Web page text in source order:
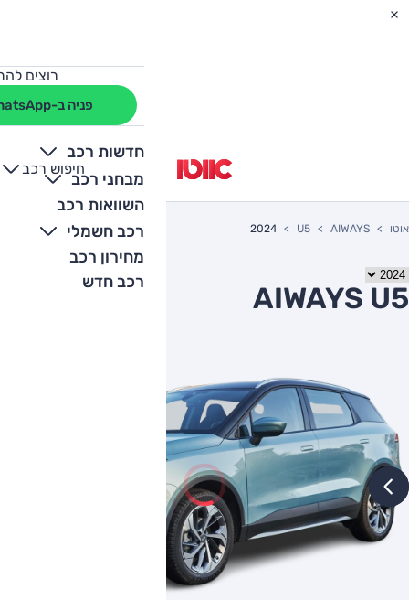
רוצים
פניה ב-WhatsApp
חדשות רכב
מבחני רכב
השוואות רכב
רכב חשמלי
מחירון רכב
רכב חדש
חיפוש רכב
+
-
אוטו AIWAYS
U5
2024
AIWAYS U5